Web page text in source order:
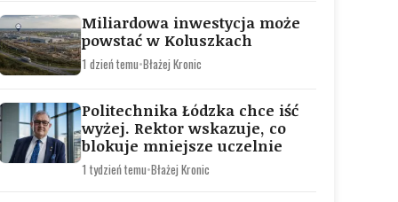
Miliardowa inwestycja może
powstać w Koluszkach
1 dzień temu•Błażej Kronic
Politechnika Łódzka chce iść
wyżej. Rektor wskazuje, co
blokuje mniejsze uczelnie
1 tydzień temu•Błażej Kronic